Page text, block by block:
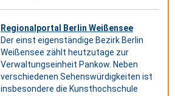
Regionalportal Berlin Weißensee
Der einst eigenständige Bezirk Berlin
Weißensee zählt heutzutage zur
Verwaltungseinheit Pankow. Neben
verschiedenen Sehenswürdigkeiten ist
insbesondere die Kunsthochschule